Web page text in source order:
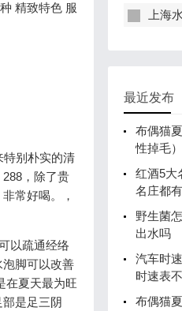
精致特色 服
特别朴实的清
，除了贵
常好喝。，
以疏通经络
脚可以改善
在夏天最为旺
是足三阴
上海水疗
最近发布
布偶猫
性掉毛）
红酒5大
名庄都
野生菌
出水吗
汽车时
时速表
布偶猫